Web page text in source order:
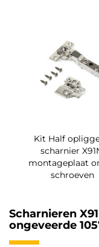
Kit Half
scharnier
montageplaat
schroeven
Scharnieren
ongeveerde